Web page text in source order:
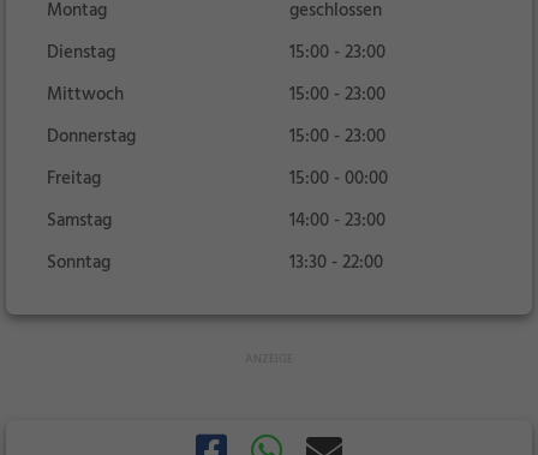
Montag
geschlossen
Dienstag
15:00 - 23:00
Mittwoch
15:00 - 23:00
Donnerstag
15:00 - 23:00
Freitag
15:00 - 00:00
Samstag
14:00 - 23:00
Sonntag
13:30 - 22:00